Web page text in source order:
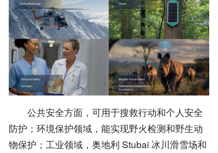
公共安全方面，可用于搜救行动和个人安全
防护；环境保护领域，能实现野火检测和野生动
物保护；工业领域，奥地利 Stubai 冰川滑雪场和